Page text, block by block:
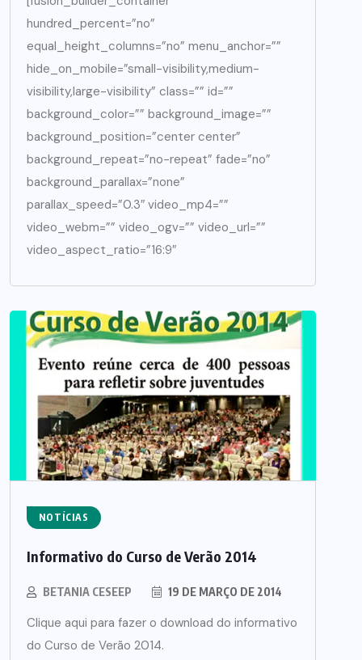
hundred_percent=”no”
equal_height_columns=”no” menu_anchor=””
hide_on_mobile=”small-visibility,medium-
visibility,large-visibility” class=”” id=””
background_color=”” background_image=””
background_position=”center center”
background_repeat=”no-repeat” fade=”no”
background_parallax=”none”
parallax_speed=”0.3″ video_mp4=””
video_webm=”” video_ogv=”” video_url=””
video_aspect_ratio=”16:9″
NOTÍCIAS
Informativo do Curso de Verão 2014
BETANIA CESEEP 19 DE MARÇO DE 2014
Clique aqui para fazer o download do informativo
do Curso de Verão 2014.